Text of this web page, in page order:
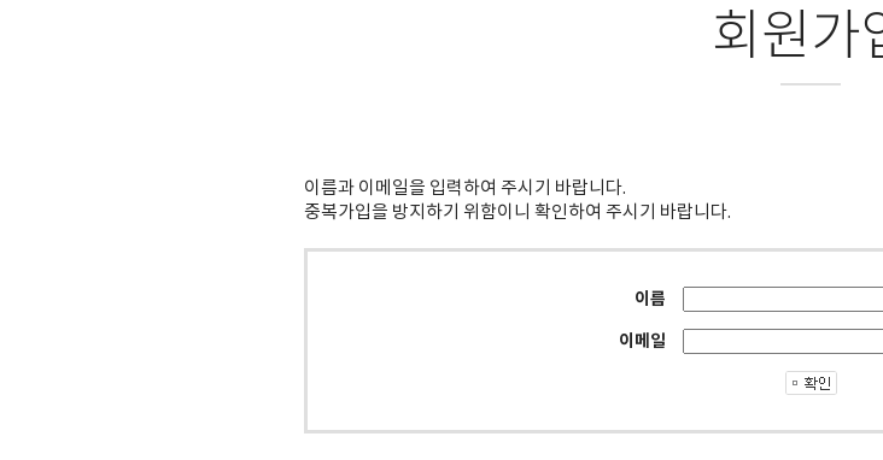
회원가
이름과 이메일을 입력하여 주시기 바랍니다.
중복가입을 방지하기 위함이니 확인하여 주시기 바랍니다.
이름
이메일